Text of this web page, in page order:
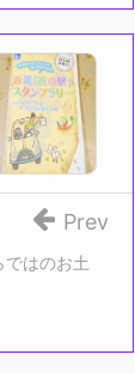
はのお土
Prev